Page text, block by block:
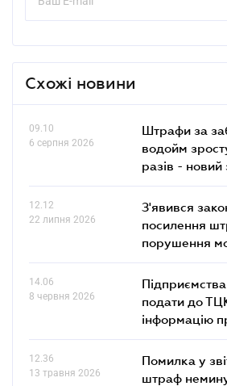
Схожі новини
09.10
6 серпня 2026
Штрафи за
водойм
разів - новий
12.12
22 липня 2026
З'явився
посилення
порушення
14.06
8 червня 2026
подати до
інформацію
12.36
13 травня 2026
Помилка у
штраф